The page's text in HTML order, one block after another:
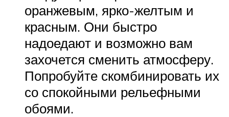
оранжевым, ярко-желтым и
красным. Они быстро
надоедают и возможно вам
захочется сменить атмосферу.
Попробуйте скомбинировать их
со спокойными рельефными
обоями.